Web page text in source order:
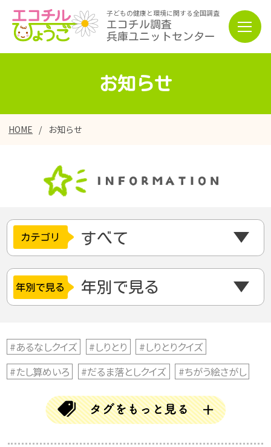
子どもの健康と環境に関する全国調査
エコチル調査
兵庫ユニットセンター
お知らせ
HOME お知らせ
#あるなしクイズ #しりとり
#しりとりクイズ
#たし算めいろ
#だるま落としクイズ
#ちがう絵さがし
#ちがう絵探し
#とんちクイズ
#なぞなぞ
#ならび替えクイズ
#ならべかえクイズ